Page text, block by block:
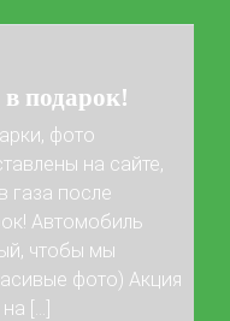
на сайте,
после
мы
фото) Акция